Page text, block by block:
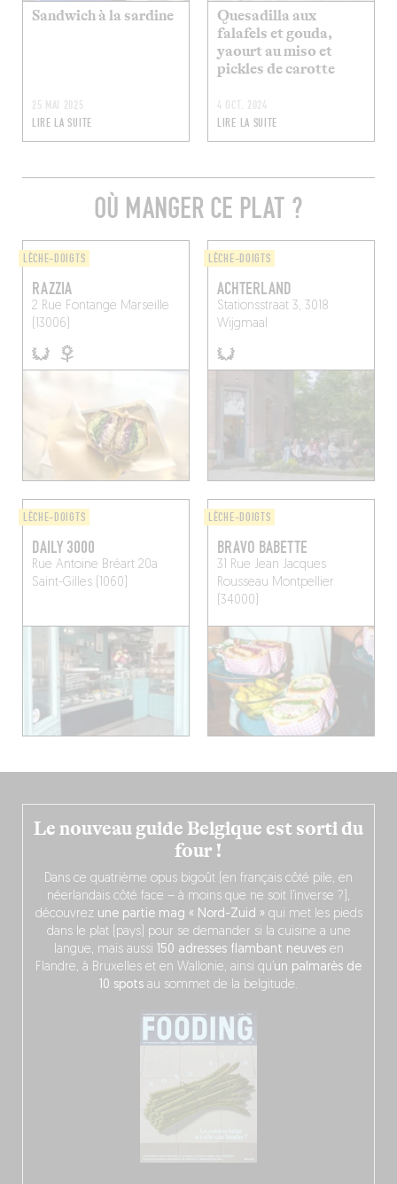
Sandwich à la sardine
25 MAI 2025
LIRE LA SUITE
Quesadilla aux
falafels et gouda,
yaourt au miso et
pickles de carotte
4 OCT. 2024
LIRE LA SUITE
OÙ MANGER CE PLAT ?
LÈCHE-DOIGTS
RAZZIA
2 Rue Fontange Marseille
(13006)
LÈCHE-DOIGTS
ACHTERLAND
Stationsstraat 3, 3018
Wijgmaal
LÈCHE-DOIGTS
DAILY 3000
Rue Antoine Bréart 20a
Saint-Gilles (1060)
LÈCHE-DOIGTS
BRAVO BABETTE
31 Rue Jean Jacques
Rousseau Montpellier
(34000)
Le nouveau guide Belgique est sorti du
four !
Dans ce quatrième opus bigoût (en français côté pile, en
néerlandais côté face – à moins que ne soit l’inverse ?),
découvrez une partie mag « Nord-Zuid » qui met les pieds
dans le plat (pays) pour se demander si la cuisine a une
langue, mais aussi 150 adresses flambant neuvesen
Flandre, à Bruxelles et en Wallonie, ainsi qu’ un palmarès de
10 spots au sommet de la belgitude.